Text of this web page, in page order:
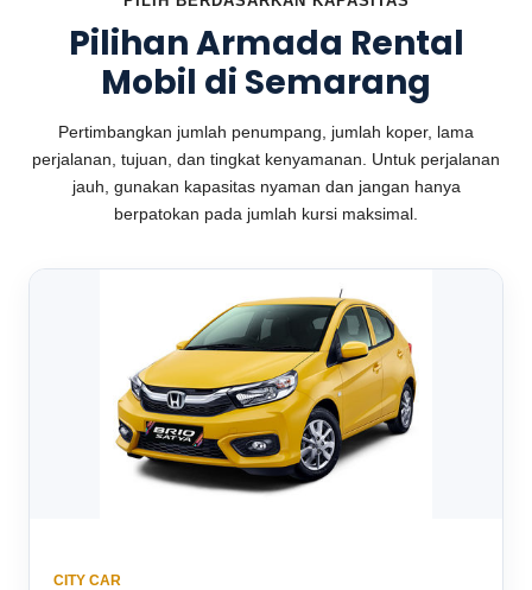
Pilihan Armada Rental
Mobil di Semarang
Pertimbangkan jumlah penumpang, jumlah koper, lama
perjalanan, tujuan, dan tingkat kenyamanan. Untuk perjalanan
jauh, gunakan kapasitas nyaman dan jangan hanya
berpatokan pada jumlah kursi maksimal.
CITY CAR